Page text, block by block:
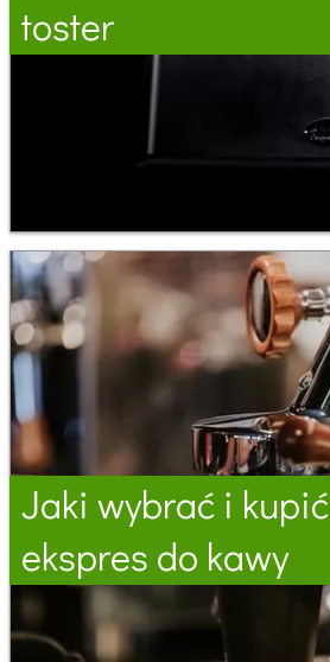
toster
Jaki wybrać i kupić
ekspres do kawy